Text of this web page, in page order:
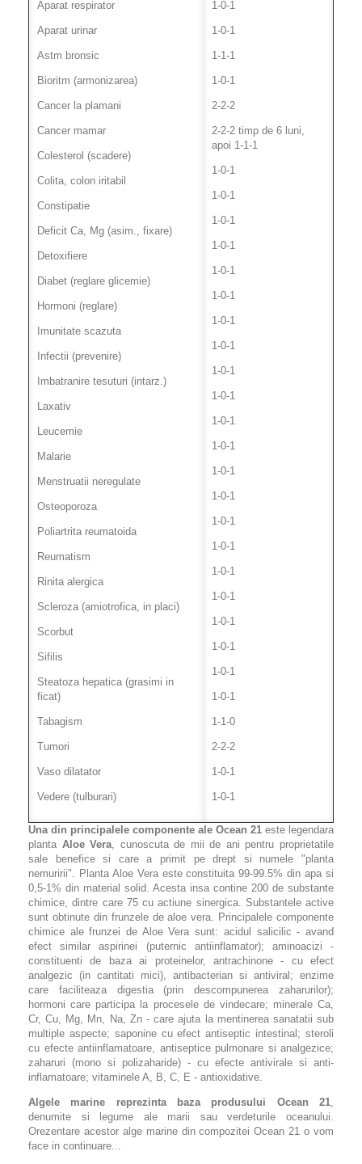
Aparat respirator
Aparat urinar
Astm bronsic
Bioritm (armonizarea)
Cancer la plamani
Cancer mamar
Colesterol (scadere)
Colita, colon iritabil
Constipatie
Deficit Ca, Mg (asim., fixare)
Detoxifiere
Diabet (reglare glicemie)
Hormoni (reglare)
Imunitate scazuta
Infectii (prevenire)
Imbatranire tesuturi (intarz.)
Laxativ
Leucemie
Malarie
Menstruatii neregulate
Osteoporoza
Poliartrita reumatoida
Reumatism
Rinita alergica
Scleroza (amiotrofica, in placi)
Scorbut
Sifilis
Steatoza hepatica (grasimi in
ficat)
Tabagism
Tumori
Vaso dilatator
Vedere (tulburari)
1-0-1
1-0-1
1-1-1
1-0-1
2-2-2
2-2-2 timp de 6 luni,
apoi 1-1-1
1-0-1
1-0-1
1-0-1
1-0-1
1-0-1
1-0-1
1-0-1
1-0-1
1-0-1
1-0-1
1-0-1
1-0-1
1-0-1
1-0-1
1-0-1
1-0-1
1-0-1
1-0-1
1-0-1
1-0-1
1-0-1
1-0-1
1-1-0
2-2-2
1-0-1
1-0-1
Una din principalele componente ale Ocean 21 este legendara
planta Aloe Vera, cunoscuta de mii de ani pentru proprietatile
sale benefice si care a primit pe drept si numele "planta
nemuririi". Planta Aloe Vera este constituita 99-99.5% din apa si
0,5-1% din material solid. Acesta insa contine 200 de substante
chimice, dintre care 75 cu actiune sinergica. Substantele active
sunt obtinute din frunzele de aloe vera. Principalele componente
chimice ale frunzei de Aloe Vera sunt: acidul salicilic - avand
efect similar aspirinei (puternic antiinflamator); aminoacizi -
constituenti de baza ai proteinelor, antrachinone - cu efect
analgezic (in cantitati mici), antibacterian si antiviral; enzime
care faciliteaza digestia (prin descompunerea zaharurilor);
hormoni care participa la procesele de vindecare; minerale Ca,
Cr, Cu, Mg, Mn, Na, Zn - care ajuta la mentinerea sanatatii sub
multiple aspecte; saponine cu efect antiseptic intestinal; steroli
cu efecte antiinflamatoare, antiseptice pulmonare si analgezice;
zaharuri (mono si polizaharide) - cu efecte antivirale si anti-
inflamatoare; vitaminele A, B, C, E - antioxidative.
Algele marine reprezinta baza produsului Ocean 21,
denumite si legume ale marii sau verdeturile oceanului.
Orezentare acestor alge marine din compozitei Ocean 21 o vom
face in continuare...